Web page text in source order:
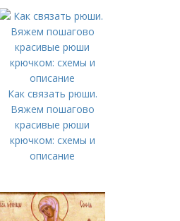
Как связать рюши.
Вяжем пошагово
красивые рюши
крючком: схемы и
описание